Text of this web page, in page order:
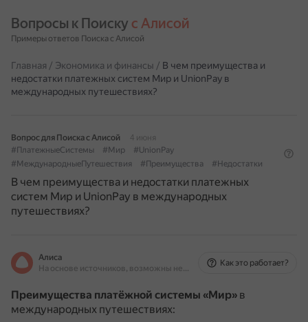
Вопросы к Поиску с Алисой
Примеры ответов Поиска с Алисой
Главная / Экономика и финансы / В чем преимущества и
недостатки платежных систем Мир и UnionPay в
международных путешествиях?
Вопрос для Поиска с Алисой
4 июня
#ПлатежныеСистемы
#Мир
#UnionPay
#МеждународныеПутешествия
#Преимущества #Недостатки
В чем преимущества и недостатки платежных
систем Мир и UnionPay в международных
путешествиях?
Алиса
На основе источников, возможны неточности
Как это работает?
Преимущества платёжной системы «Мир» в
международных путешествиях: